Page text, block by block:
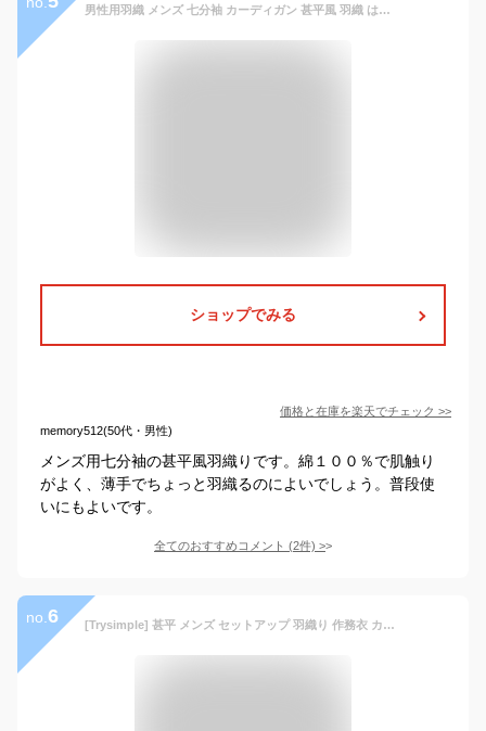
男性用羽織 メンズ 七分袖 カーディガン 甚平風 羽織 はおり 着物 浴衣風 夏服 トップス 薄手 部屋着 ルームウェア カジュアル お祭り 冷房対策 春夏秋 メンズファッション 父の日 ギフト
ショップでみる
価格と在庫を楽天でチェック >>
memory512(50代・男性)
メンズ用七分袖の甚平風羽織りです。綿１００％で肌触り
がよく、薄手でちょっと羽織るのによいでしょう。普段使
いにもよいです。
全てのおすすめコメント (2件) >
no. 6 [Trysimple] 甚平 メンズ セットアップ 羽織り 作務衣 カーディガン 半袖 ショートパンツ サマー上下セット 半ズボン ゆったり 和式 半被 部屋着 花火大会 祭り 花柄 鶴柄 波柄(5XL オーシャン)